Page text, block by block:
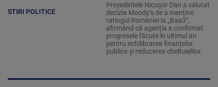
STIRI POLITICE
Președintele Nicușor Dan a salutat
decizia Moody’s de a menține
ratingul României la „Baa3”,
afirmând că agenția a confirmat
progresele făcute în ultimul an
pentru echilibrarea finanțelor
publice și reducerea cheltuielilor.